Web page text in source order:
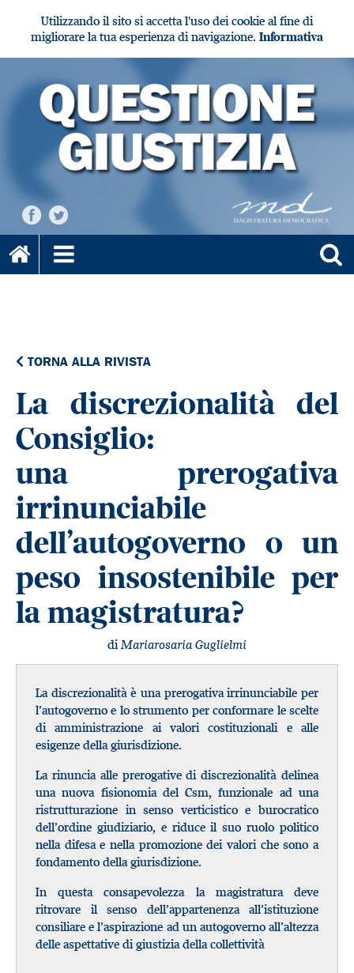
Utilizzando il sito si accetta l'uso dei cookie al fine di
migliorare la tua esperienza di navigazione. Informativa
TORNA ALLA RIVISTA
La discrezionalità del
Consiglio:
una prerogativa
irrinunciabile
dell’autogoverno o un
peso insostenibile per
la magistratura?
diMariarosaria Guglielmi
La discrezionalità è una prerogativa irrinunciabile per
l’autogoverno e lo strumento per conformare le scelte
di amministrazione ai valori costituzionali e alle
esigenze della giurisdizione.
La rinuncia alle prerogative di discrezionalità delinea
una nuova fisionomia del Csm, funzionale ad una
ristrutturazione in senso verticistico e burocratico
dell’ordine giudiziario, e riduce il suo ruolo politico
nella difesa e nella promozione dei valori che sono a
fondamento della giurisdizione.
In questa consapevolezza la magistratura deve
ritrovare il senso dell’appartenenza all’istituzione
consiliare e l’aspirazione ad un autogoverno all’altezza
delle aspettative di giustizia della collettività